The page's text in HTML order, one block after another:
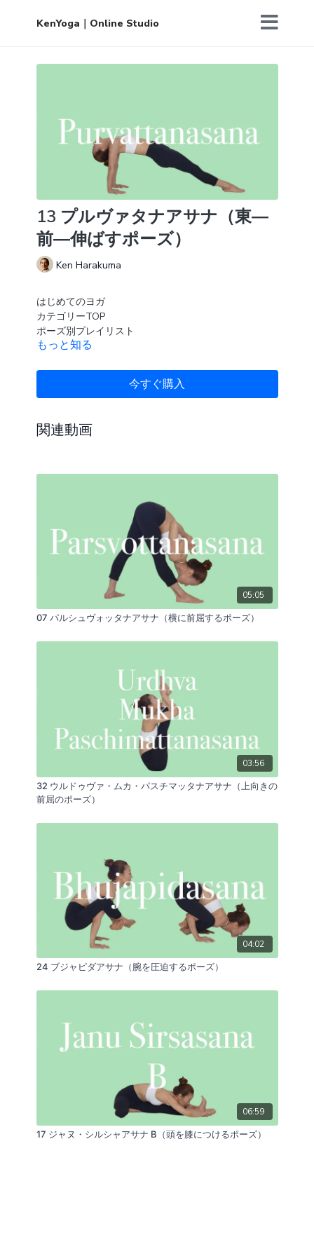
KenYoga｜Online Studio
13 プルヴァタナアサナ（東―
前―伸ばすポーズ）
Ken Harakuma
はじめてのヨガ
カテゴリーTOP
ポーズ別プレイリスト
もっと知る
今すぐ購入
関連動画
05:05
07 パルシュヴォッタナアサナ（横に前屈するポーズ）
03:56
32 ウルドゥヴァ・ムカ・パスチマッタナアサナ（上向きの
前屈のポーズ）
04:02
24 ブジャピダアサナ（腕を圧迫するポーズ）
06:59
17 ジャヌ・シルシャアサナ B（頭を膝につけるポーズ）